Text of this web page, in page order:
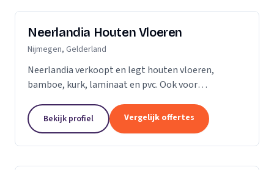
Neerlandia Houten Vloeren
Nijmegen, Gelderland
Neerlandia verkoopt en legt houten vloeren,
bamboe, kurk, laminaat en pvc. Ook voor
kunt u bij ons terecht! Neerlandia is een
familiebedrijf in Nijmegen...
Bekijk profiel Vergelijk offertes